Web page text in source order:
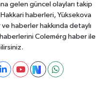
gelen güncel olayları takip
haberleri, Yüksekova
haberler hakkında detaylı
Colemérg haber ile